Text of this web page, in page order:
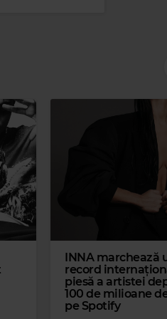
MAGIC
Magic Jazz
PEGGY LEE –ALONE
INNA marchează
record
piesă a artistei
100 de milioane
pe Spotify